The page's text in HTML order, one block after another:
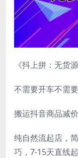
《抖上拼：无货
不需要开车不需
搬运抖音商品减
纯自然流起店，
巧，7-15天直线